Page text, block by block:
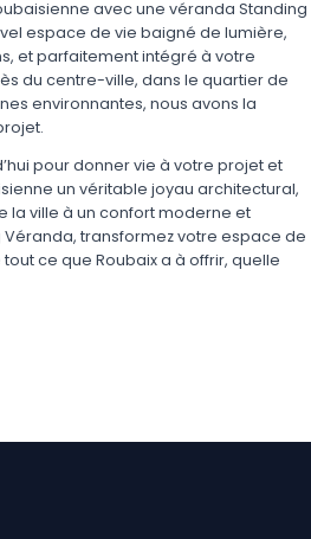
avec une véranda Standing
espace de vie baigné de lumière,
et parfaitement intégré à votre
du centre-ville, dans le quartier de
environnantes, nous avons la
pour donner vie à votre projet et
un véritable joyau architectural,
la ville à un confort moderne et
transformez votre espace de
ce que Roubaix a à offrir, quelle